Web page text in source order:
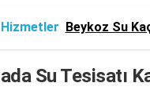
Beykoz Su
Su Tesisatı